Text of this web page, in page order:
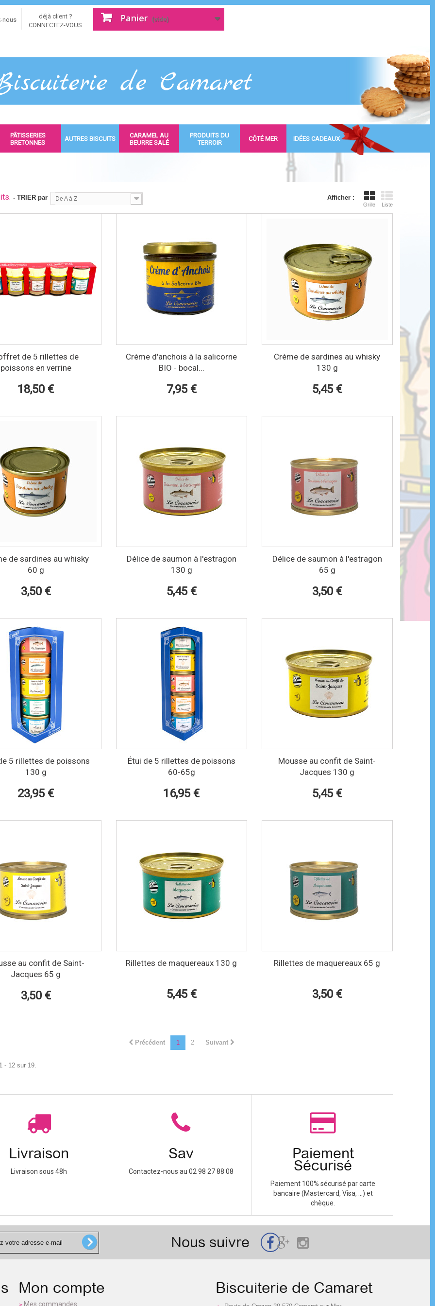
nous
déjà client ?
CONNECTEZ-VOUS
Panier (vide)
PÂTISSERIES
BRETONNES
AUTRES BISCUITS
CARAMEL AU
BEURRE SALÉ
PRODUITS DU
TERROIR
CÔTÉ MER IDÉES CADEAUX
Afficher :
Grille Liste
- TRIER par De A à Z
de 5 rillettes de
poissons en verrine
18,50 €
Crème d'anchois à la salicorne
BIO - bocal...
7,95 €
Crème de sardines au whisky
130 g
5,45 €
de sardines au whisky
60 g
3,50 €
Délice de saumon à l'estragon
130 g
5,45 €
Délice de saumon à l'estragon
65 g
3,50 €
5 rillettes de poissons
130 g
23,95 €
Étui de 5 rillettes de poissons
60-65g
16,95 €
Mousse au confit de Saint-
Jacques 130 g
5,45 €
au confit de Saint-
Jacques 65 g
3,50 €
Rillettes de maquereaux 130 g
5,45 €
Rillettes de maquereaux 65 g
3,50 €
Précédent 1 2 Suivant
- 12 sur 19.
Livraison
Livraison sous 48h
Sav
Contactez-nous au 02 98 27 88 08
Paiement
Sécurisé
Paiement 100% sécurisé par carte
bancaire (Mastercard, Visa, ...) et
chèque.
Nous suivre
Mon compte
Mes commandes
Biscuiterie de Camaret